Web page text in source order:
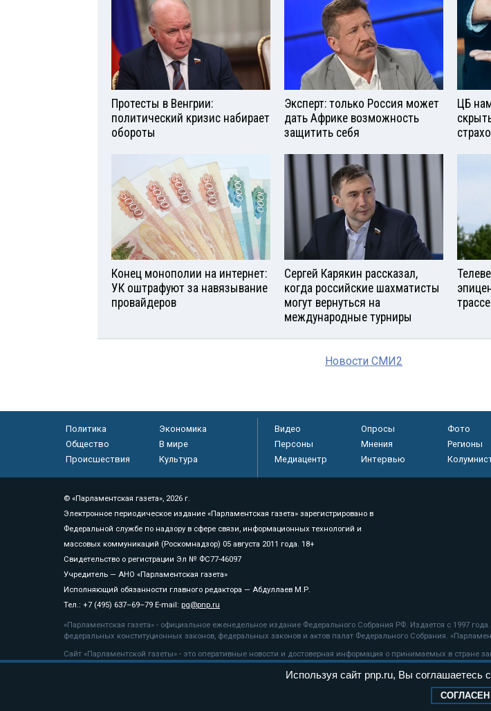
Протесты в Венгрии:
политический кризис набирает
обороты
Эксперт: только Россия может
дать Африке возможность
защитить себя
ЦБ
Конец монополии на интернет:
УК оштрафуют за навязывание
провайдеров
Сергей Карякин рассказал,
когда российские шахматисты
могут вернуться на
международные турниры
Новости СМИ2
Политика
Экономика
Общество
В мире
Происшествия
Культура
Видео Опросы
Фото
Персоны
Мнения
Регионы
Медиацентр
Интервью
© «Парламентская газета», 2026 г.
Электронное периодическое издание «Парламентская газета» зарегистрировано в
Федеральной службе по надзору в сфере связи, информационных технологий и
массовых коммуникаций (Роскомнадзор) 05 августа 2011 года. 18+
Свидетельство о регистрации Эл № ФС77-46097
Учредитель — АНО «Парламентская газета»
Исполняющий обязанности главного редактора — Абдуллаев М.Р.
Тел.: +7 (495) 637–69–79 E-mail: pg@pnp.ru
«Парламентская газета» - официальное еженедельное издание Федерального Собрания РФ. Издается с 1997
федеральных конституционных законов, федеральных законов и актов палат Федерального Собрания.
Сайт «Парламентской газеты» - это оперативные новости и достоверная информация о принимаемых в стране
«Парламентской газеты» активная ссылка на pnp.ru обязательна.
рекомендательные технологии
Используя сайт pnp.ru, Вы соглашаетесь с
СОГЛАСЕН